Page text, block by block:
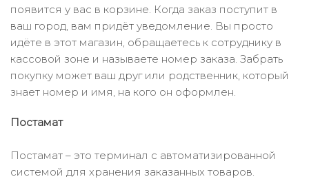
появится у вас в корзине. Когда заказ поступит в
ваш город, вам придёт уведомление. Вы просто
идёте в этот магазин, обращаетесь к сотруднику в
кассовой зоне и называете номер заказа. Забрать
покупку может ваш друг или родственник, который
знает номер и имя, на кого он оформлен.
Постамат
Постамат – это терминал с автоматизированной
системой для хранения заказанных товаров.